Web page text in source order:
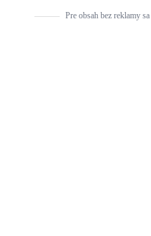
Pre obsah bez reklamy sa